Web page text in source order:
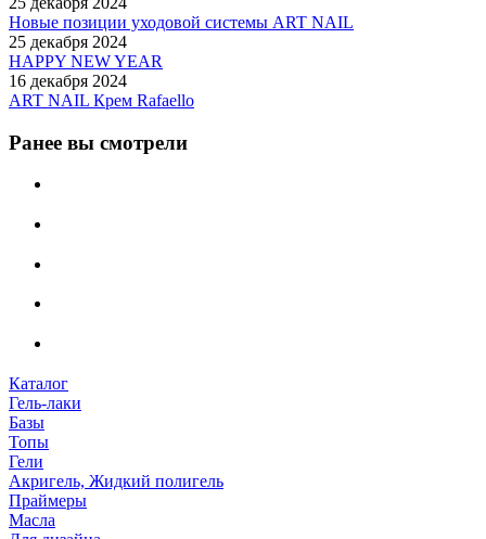
Новые позиции уходовой системы ART NAIL
25 декабря 2024
HAPPY NEW YEAR
16 декабря 2024
ART NAIL Крем Rafaello
Ранее вы смотрели
Каталог
Гель-лаки
Базы
Топы
Гели
Акригель, Жидкий полигель
Праймеры
Масла